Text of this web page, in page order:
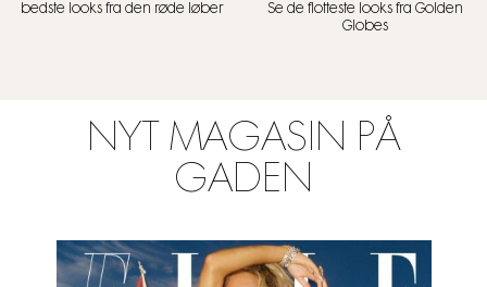
bedste looks fra den røde løber
Se de flotteste looks fra Golden
Globes
NYT MAGASIN PÅ
GADEN